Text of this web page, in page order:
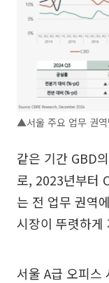
▲서울 주요 업무 권
같은 기간 GBD
로, 2023년부터
는 전 업무 권역
시장이 뚜렷하게
서울 A급 오피스